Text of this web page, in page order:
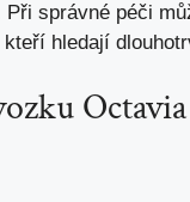
správné péči
hledají
Octavia